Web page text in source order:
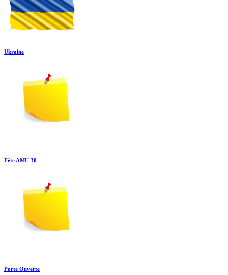
Ukraine
Fête AMU 30
Porte Ouverte